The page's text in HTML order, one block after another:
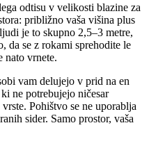
odtisu v velikosti blazine za
približno vaša višina plus
je to skupno 2,5–3 metre,
da se z rokami sprehodite le
nato vrnete.
vam delujejo v prid na en
ne potrebujejo ničesar
Pohištvo se ne uporablja
sider. Samo prostor, vaša